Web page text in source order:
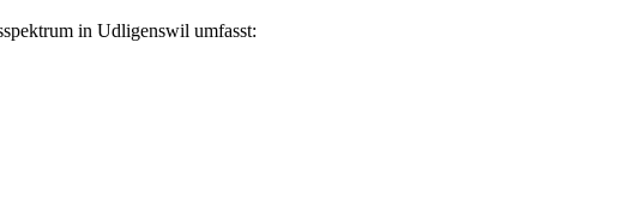
in Udligenswil umfasst: